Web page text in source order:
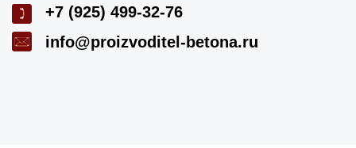
+7 (925) 499-32-76
info@proizvoditel-betona.ru